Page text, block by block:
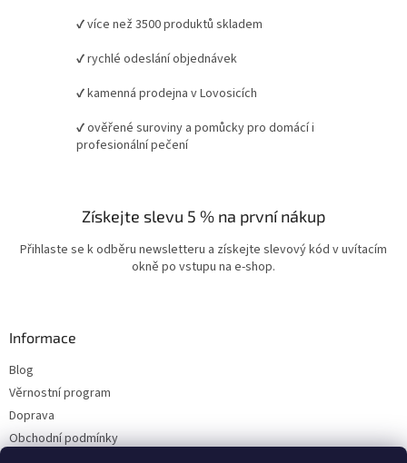
✔ více než 3500 produktů skladem
✔ rychlé odeslání objednávek
✔ kamenná prodejna v Lovosicích
✔ ověřené suroviny a pomůcky pro domácí i
profesionální pečení
Získejte slevu 5 % na první nákup
Přihlaste se k odběru newsletteru a získejte slevový kód v uvítacím
okně po vstupu na e-shop.
Informace
Blog
Věrnostní program
Doprava
Obchodní podmínky